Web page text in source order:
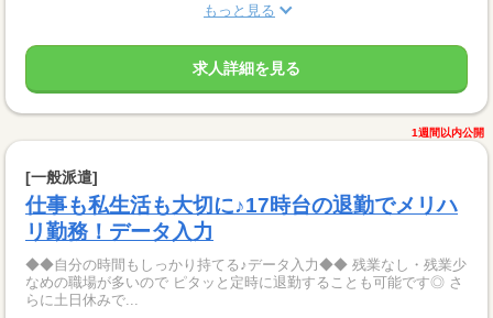
もっと見る
求人詳細を見る
1週間以内公開
[一般派遣]
仕事も私生活も大切に♪17時台の退勤でメリハ
リ勤務！データ入力
◆◆自分の時間もしっかり持てる♪データ入力◆◆ 残業なし・残業少
なめの職場が多いので ピタッと定時に退勤することも可能です◎ さ
らに土日休みで...